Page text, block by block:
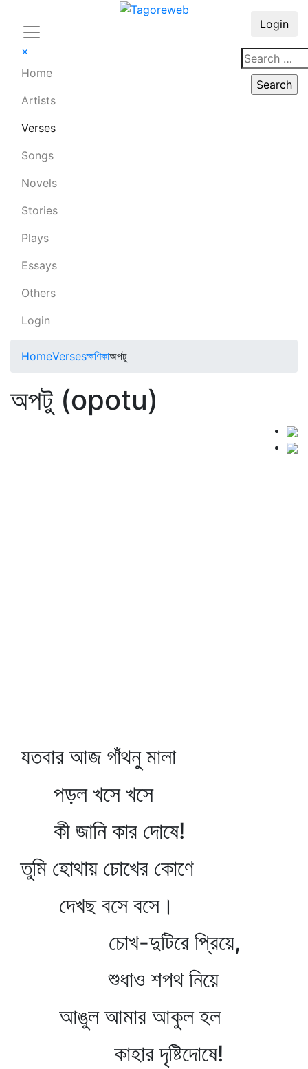
×
Home
Artists
Verses
Songs
Novels
Stories
Plays
Essays
Others
Login
Login
HomeVersesক্ষণিকাঅপটু
অপটু (opotu)
যতবার আজ গাঁথনু মালা
পড়ল খসে খসে
কী জানি কার দোষে!
তুমি হোথায় চোখের কোণে
দেখছ বসে বসে।
চোখ-দুটিরে প্রিয়ে,
শুধাও শপথ নিয়ে
আঙুল আমার আকুল হল
কাহার দৃষ্টিদোষে!